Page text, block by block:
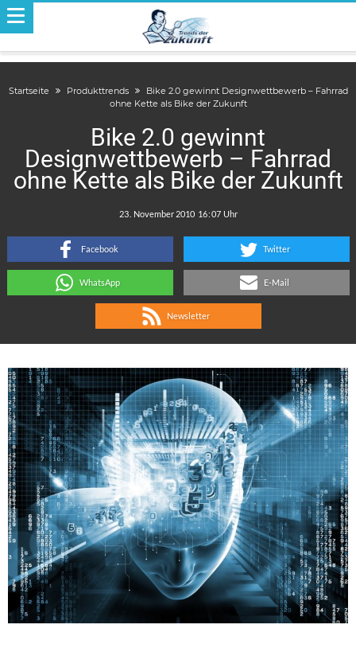
Startseite Produkttrends
Bike 2.0 gewinnt Designwettbewerb – Fahrrad
ohne Kette als Bike der Zukunft
Bike 2.0 gewinnt
Designwettbewerb – Fahrrad
ohne Kette als Bike der Zukunft
:
Facebook Twitter
WhatsApp E-Mail
Newsletter